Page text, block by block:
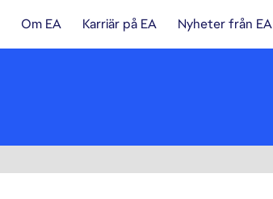
Om EA Karriär på EA Nyheter från EA